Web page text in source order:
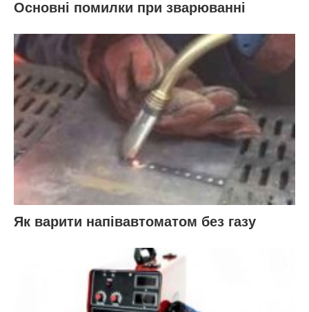
Основні помилки при зварюванні
Як варити напівавтоматом без газу